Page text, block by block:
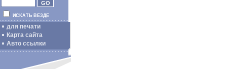
ИСКАТЬ ВЕЗДЕ
для печати
Карта сайта
Авто ссылки